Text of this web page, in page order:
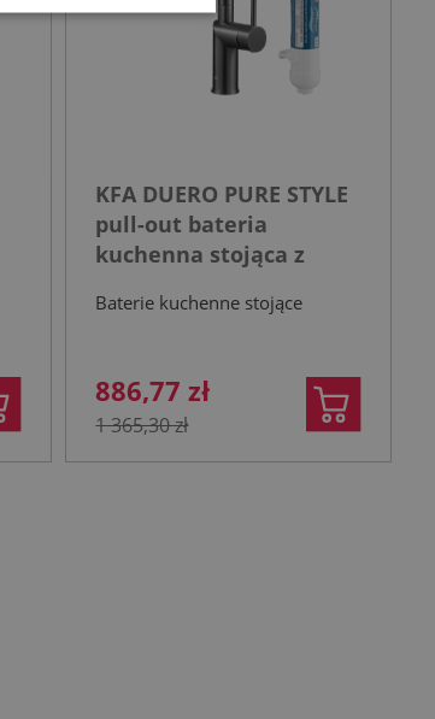
KFA DUERO PURE STYLE
pull-out bateria
kuchenna stojąca z
metal grey
Baterie kuchenne stojące
886,77 zł
1 365,30 zł